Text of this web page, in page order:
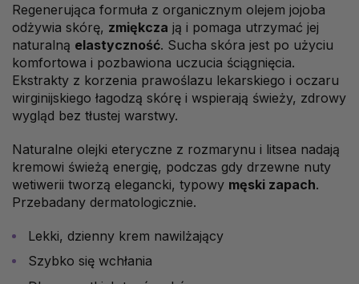
Regenerująca formuła z organicznym olejem jojoba
odżywia skórę, zmiękcza ją i pomaga utrzymać jej
naturalną elastyczność. Sucha skóra jest po użyciu
komfortowa i pozbawiona uczucia ściągnięcia.
Ekstrakty z korzenia prawoślazu lekarskiego i oczaru
wirginijskiego łagodzą skórę i wspierają świeży, zdrowy
wygląd bez tłustej warstwy.
Naturalne olejki eteryczne z rozmarynu i litsea nadają
kremowi świeżą energię, podczas gdy drzewne nuty
wetiwerii tworzą elegancki, typowy męski zapach.
Przebadany dermatologicznie.
Lekki, dzienny krem nawilżający
Szybko się wchłania